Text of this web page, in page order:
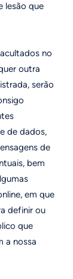
lesão que
no
outra
serão
de dados,
de
bem
em que
definir ou
que
a nossa